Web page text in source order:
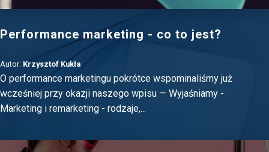
Performance marketing - co to jest?
Autor: Krzysztof Kukła
O performance marketingu pokrótce wspominaliśmy już
wcześniej przy okazji naszego wpisu — Wyjaśniamy -
Marketing i remarketing - rodzaje,...